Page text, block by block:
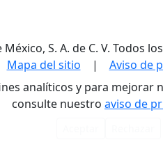
México, S. A. de C. V. Todos
Mapa del sitio | Aviso de
analíticos y para mejorar
consulte nuestro aviso de